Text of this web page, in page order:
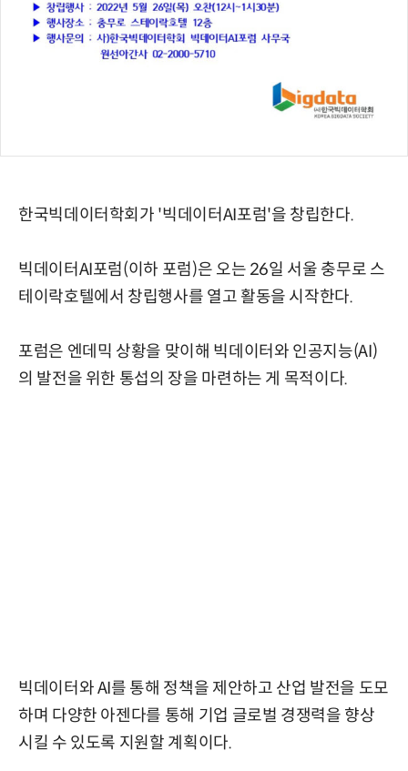
한국빅데이터학회가 '빅데이터AI포럼'을 창립한다.
빅데이터AI포럼(이하 포럼)은 오는 26일 서울 충무로 스
테이락호텔에서 창립행사를 열고 활동을 시작한다.
포럼은 엔데믹 상황을 맞이해 빅데이터와 인공지능(AI)
의 발전을 위한 통섭의 장을 마련하는 게 목적이다.
빅데이터와 AI를 통해 정책을 제안하고 산업 발전을 도모
하며 다양한 아젠다를 통해 기업 글로벌 경쟁력을 향상
시킬 수 있도록 지원할 계획이다.